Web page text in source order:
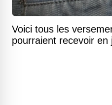
Voici tous les
pourraient recevoir en